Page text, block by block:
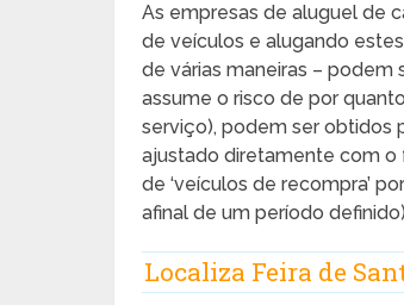
As empresas de aluguel de
de veículos e alugando
de várias maneiras – podem
assume o risco de por
serviço), podem ser obtidos
ajustado diretamente com o
de ‘veículos de recompra’
afinal de um período
Localiza Feira de